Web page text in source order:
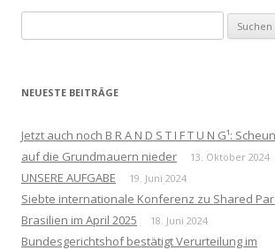
nach:
NEUESTE BEITRÄGE
Jetzt auch noch B R A N D S T I F T U N G¹:
auf die Grundmauern nieder
13. Oktober 2024
UNSERE AUFGABE 19. Juni 2024
Siebte internationale Konferenz zu Shared
Brasilien im April 2025
18. Juni 2024
Bundesgerichtshof bestätigt Verurteilung im